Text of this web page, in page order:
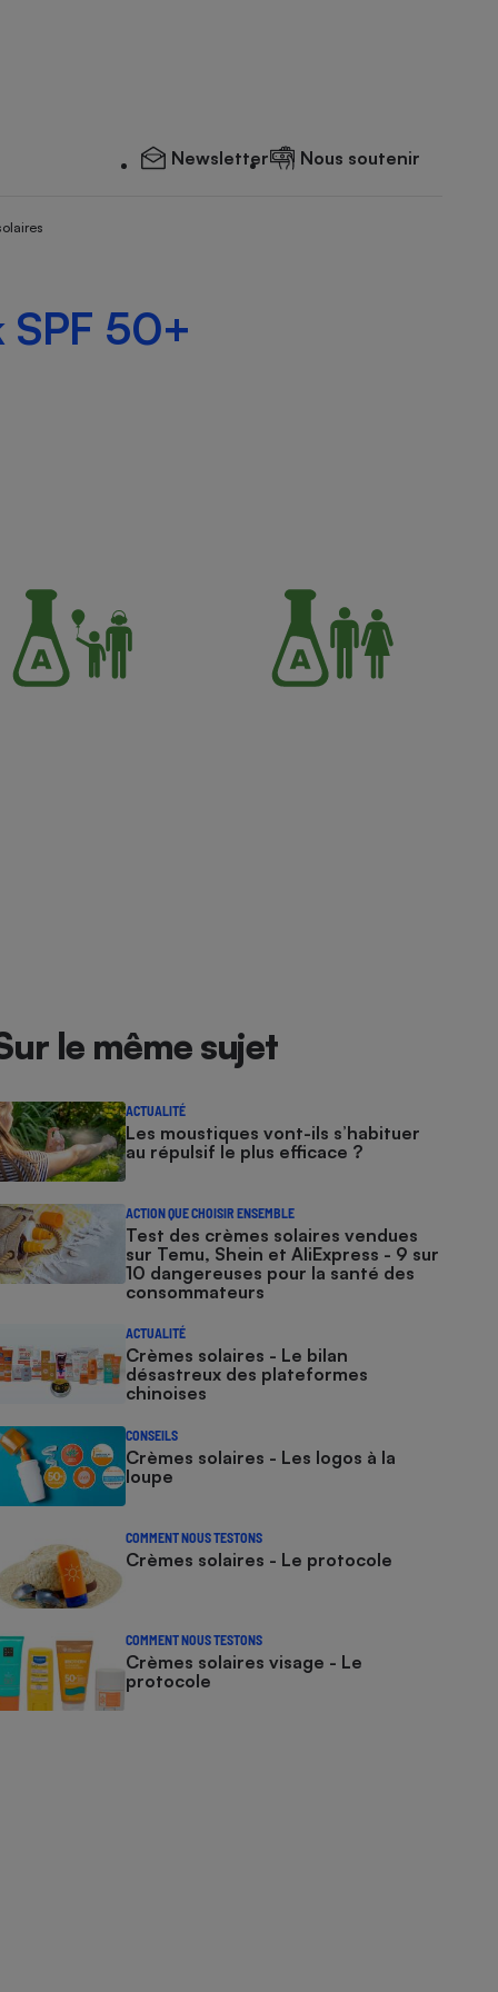
Newsletter Nous soutenir
SPF 50+
le même sujet
ACTUALITÉ
Les moustiques vont-ils s’habituer
au répulsif le plus efficace ?
ACTION QUE CHOISIR ENSEMBLE
Test des crèmes solaires vendues
sur Temu, Shein et AliExpress - 9 sur
10 dangereuses pour la santé des
consommateurs
ACTUALITÉ
Crèmes solaires - Le bilan
désastreux des plateformes
chinoises
CONSEILS
Crèmes solaires - Les logos à la
loupe
COMMENT NOUS TESTONS
Crèmes solaires - Le protocole
COMMENT NOUS TESTONS
Crèmes solaires visage - Le
protocole